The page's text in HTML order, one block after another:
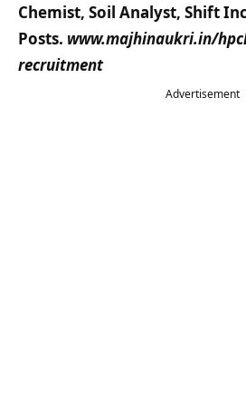
Chemist, Soil Analyst, Shift
Posts. www.majhinaukri.in/
recruitment
Advertisement